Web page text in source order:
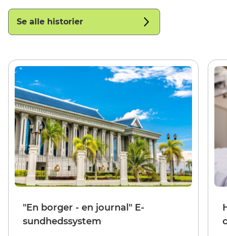
Se alle historier
"En borger - en journal" E-
sundhedssystem